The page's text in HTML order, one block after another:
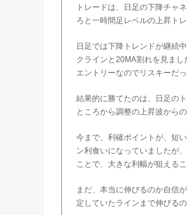
トレードは、日足の下降チャ
ろと一時間足レベルの上昇ト
日足では下降トレンドが継続
クラインと20MA割れを見ま
エントリーなのでリスキーだ
結果的に勝てたのは、日足の
ところから調整の上昇波から
今まで、利確ポイントが、短
ン利食いになっていましたが
ことで、大きな利幅が狙える
まだ、本当に伸びるのか自信
定していたラインまで伸びる